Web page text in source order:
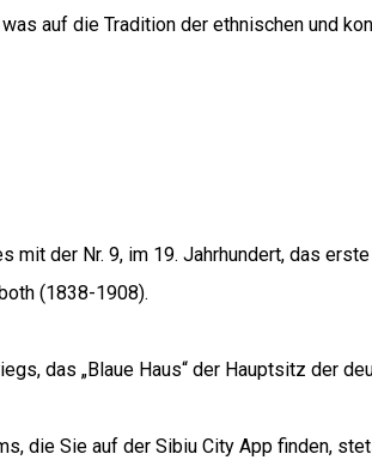
auf die Tradition der ethnischen und
mit der Nr. 9, im 19. Jahrhundert, das
(1838-1908).
das „Blaue Haus“ der Hauptsitz der
die Sie auf der Sibiu City App finden,